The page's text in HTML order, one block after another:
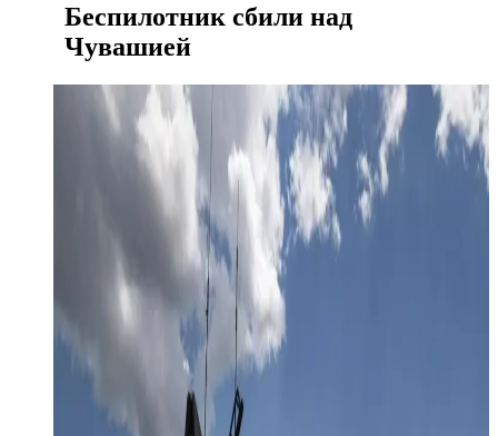
Беспилотник сбили над
Чувашией